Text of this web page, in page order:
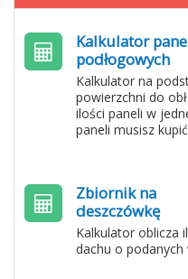
Kalkulator
podłogowych
Kalkulator na
powierzchni do
ilości paneli w
paneli musisz
Zbiornik na
deszczówkę
Kalkulator oblicza
dachu o podanych